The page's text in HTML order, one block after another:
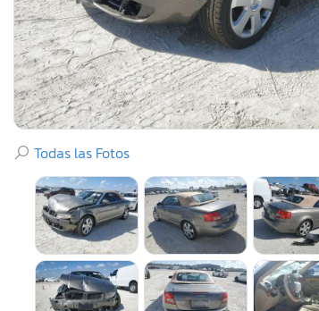
Todas las Fotos